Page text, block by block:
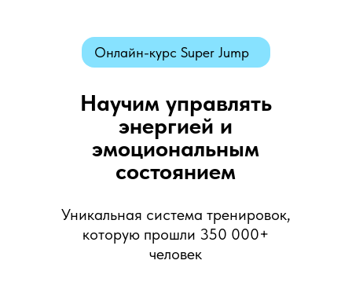
Научим управлять
энергией и
эмоциональным
состоянием
Онлайн-курс Super Jump
Уникальная система тренировок,
которую прошли 350 000+
человек